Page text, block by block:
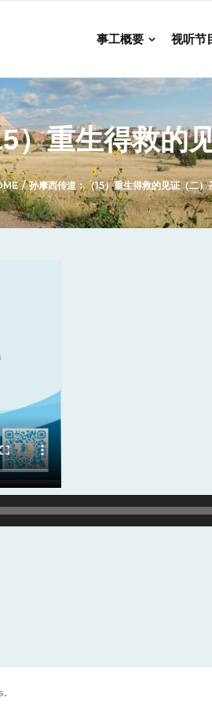
事工概要 视听节
）重生得救的
/孙摩西传道：（15）重生得救的见证（二）